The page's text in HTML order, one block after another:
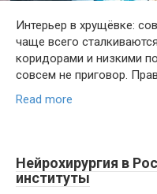
Интерьер в хрущёвке:
чаще всего
коридорами и низкими
совсем не приговор.
Read more
Нейрохирургия в
институты